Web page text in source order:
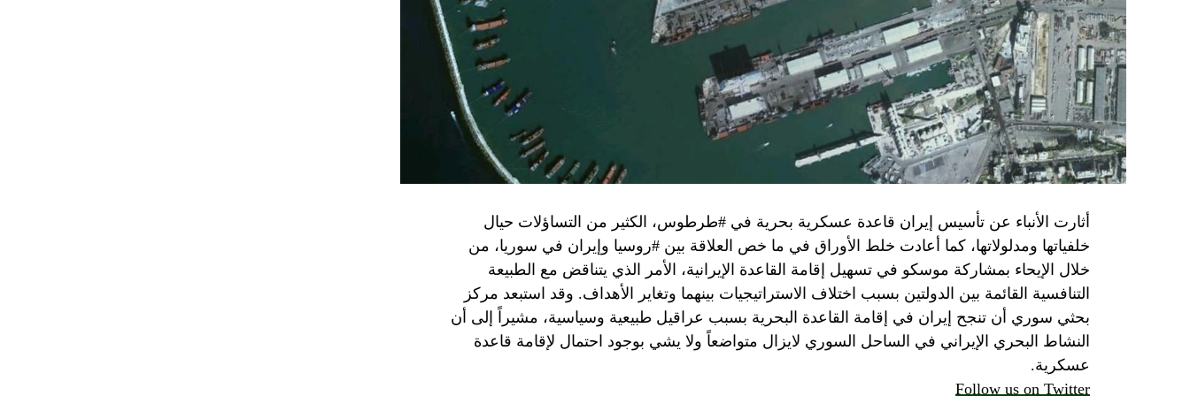
برنامج نتنياهو لا يريد السلام في المنطقة، وهو من سمح ببقاء حماس في الحكم.
حماس منذ ديسمبر قدمت لمصر رأيا يقول إنها مستعدة لحكومة وفاق وطني تمهيدا لإجراء انتخابات بعد ثلاث
أو أربع سنوات.
الجدية تقتضي أن يجري توافق على حكومة وفاق وطني.
الأمن الإسرائيلي يقول أنه لا يوجد سبب أمني للتواجد في محوار فيلادلفيا، ونتنياهو لا يريد الإصغاء.
SkyNewsArabia
أثارت الأنباء عن تأسيس إيران قاعدة عسكرية بحرية في #طرطوس، الكثير من التساؤلات حيال
خلفياتها ومدلولاتها، كما أعادت خلط الأوراق في ما خص العلاقة بين #روسيا وإيران في سوريا، من
خلال الإيحاء بمشاركة موسكو في تسهيل إقامة القاعدة الإيرانية، الأمر الذي يتناقض مع الطبيعة
التنافسية القائمة بين الدولتين بسبب اختلاف الاستراتيجيات بينهما وتغاير الأهداف. وقد استبعد مركز
بحثي سوري أن تنجح إيران في إقامة القاعدة البحرية بسبب عراقيل طبيعية وسياسية، مشيراً إلى أن
النشاط البحري الإيراني في الساحل السوري لايزال متواضعاً ولا يشي بوجود احتمال لإقامة قاعدة
عسكرية.
Follow us on Twitter